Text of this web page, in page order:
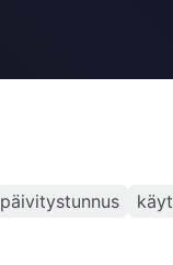
päivitystunnus